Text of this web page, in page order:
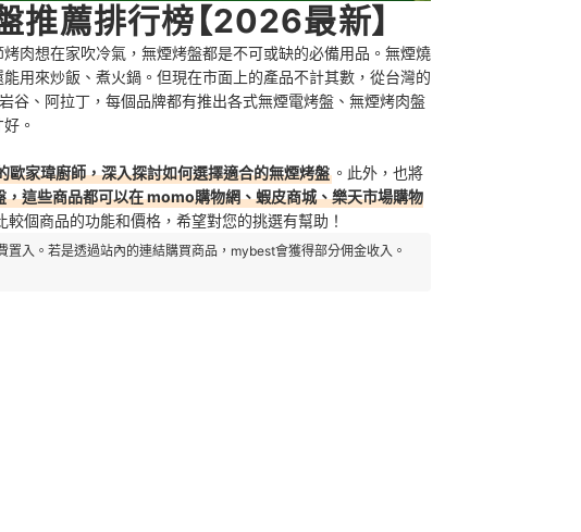
薦排行榜【2026最新】
肉想在家吹冷氣，無煙烤盤都是不可或缺的必備用品。無煙燒
用來炒飯、煮火鍋。但現在市面上的產品不計其數，從台灣的
、阿拉丁，每個品牌都有推出各式無煙電烤盤、無煙烤肉盤
。
歐家瑋廚師，深入探討如何選擇適合的無煙烤盤 。此外，也將
這些商品都可以在 momo購物網、蝦皮商城、樂天市場購物
較個商品的功能和價格，希望對您的挑選有幫助！
入。若是透過站內的連結購買商品，mybest會獲得部分佣金收入。